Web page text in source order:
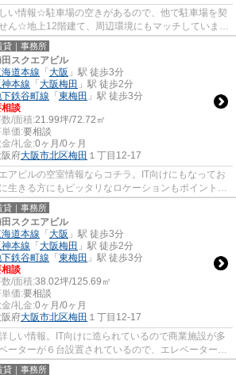
い情報☆駐車場の空きがあるので、他で駐車場を契
ん☆地上12階建て、周辺環境にもマッチしています
動の駐車スペースのため...
貸｜事務所
スクエアビル
道本線 「 大阪 」駅 徒歩3分
神本線 「 大阪梅田 」駅 徒歩2分
鉄谷町線 「 東梅田 」駅 徒歩3分
談
/面積:21.99坪/72.72㎡
価:要相談
金/礼金:0ヶ月/0ヶ月
阪府大阪市北区梅田 １丁目12-17
アビルの空室情報ならコチラ。IT向けにもなってお
生きる方にもピッタリなロケーションもポイントで
設置されていますの...
貸｜事務所
スクエアビル
道本線 「 大阪 」駅 徒歩3分
神本線 「 大阪梅田 」駅 徒歩2分
鉄谷町線 「 東梅田 」駅 徒歩3分
談
/面積:38.02坪/125.69㎡
価:要相談
金/礼金:0ヶ月/0ヶ月
阪府大阪市北区梅田 １丁目12-17
しい情報。IT向けに造られているので商業施設が多
ーターが６台設置されているので、エレベーター待
です。IT向けにもな...
貸｜事務所